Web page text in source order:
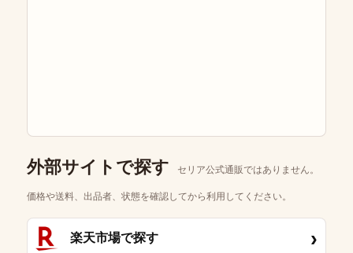
外部サイトで探す セリア公式通販ではありません。
価格や送料、出品者、状態を確認してから利用してください。
楽天市場で探す ›